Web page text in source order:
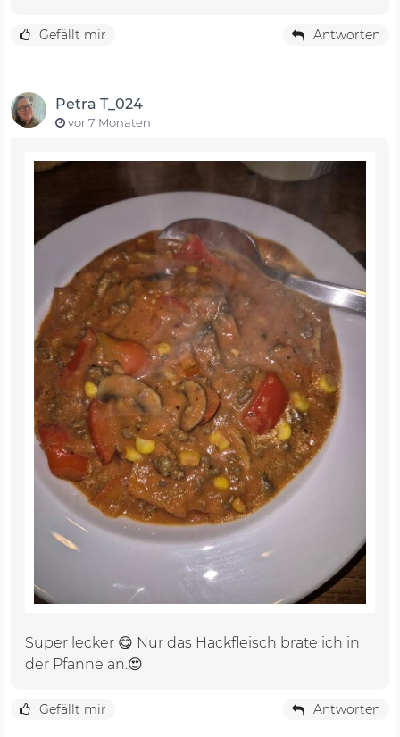
Gefällt mir Antworten
Petra T_024
vor 7 Monaten
Super lecker 😋 Nur das Hackfleisch brate ich in
der Pfanne an.😍
Gefällt mir Antworten